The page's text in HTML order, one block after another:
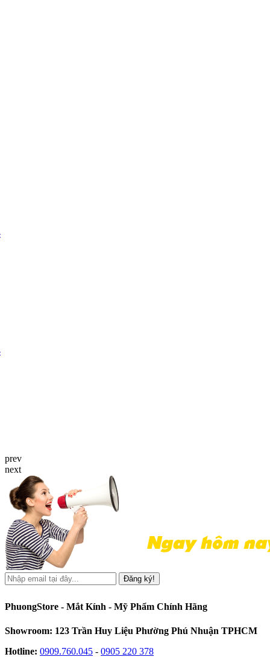
prev
next
Đăng ký!
PhuongStore - Mắt Kính - Mỹ Phẩm Chính Hãng
Showroom: 123 Trần Huy Liệu Phường Phú Nhuận TPHCM
Hotline: 0909.760.045 - 0905 220 378